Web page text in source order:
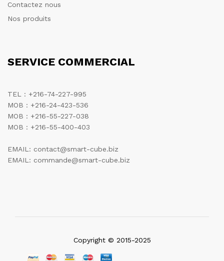
Contactez nous
Nos produits
SERVICE COMMERCIAL
TEL : +216-74-227-995
MOB : +216-24-423-536
MOB : +216-55-227-038
MOB : +216-55-400-403
EMAIL: contact@smart-cube.biz
EMAIL: commande@smart-cube.biz
Copyright © 2015-2025